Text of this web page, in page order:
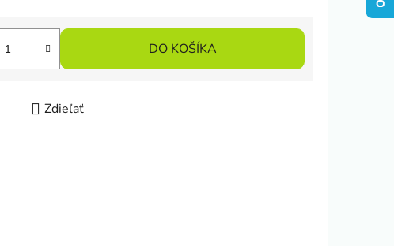
DO KOŠÍKA
Zdieľať